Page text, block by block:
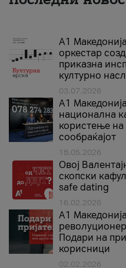
А1
оркестар
приказна
културно
03.07.2026
A1
национална
користење на
сообраќајот
18.05.2026
Овој
скопски
safe dating
16.02.2026
А1
Подари на
корисници
02.02.2026